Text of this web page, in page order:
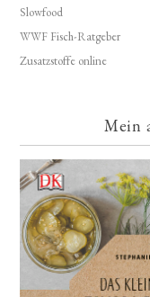
Slowfood
WWF Fisch-Ratgeber
Zusatzstoffe online
Mein